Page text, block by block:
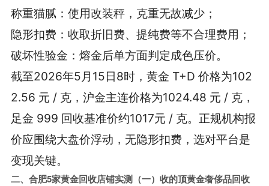
称重猫腻：使用改装秤，克重无故减少；
隐形扣费：收取折旧费、提纯费等不合理费用；
破坏性验金：熔金后单方面判定成色压价。
截至2026年5月15日8时，黄金 T+D 价格为102
2.56 元 / 克，沪金主连价格为1024.48 元 / 克，
足金 999 回收基准价约1017元 / 克。正规机构报
价应围绕大盘价浮动，无隐形扣费，选对平台是
变现关键。
二、合肥5家黄金回收店铺实测（一）收的顶黄金奢侈品回收